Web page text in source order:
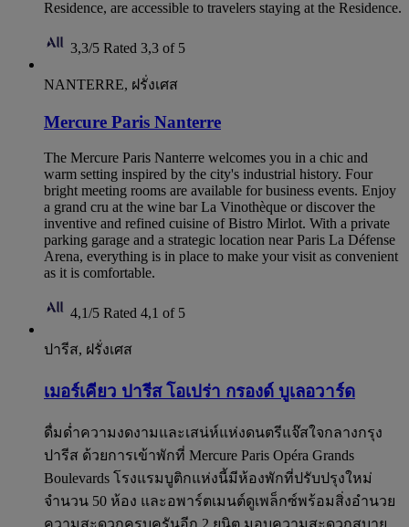
Residence, are accessible to travelers staying at the Residence.
3,3/5 Rated 3,3 of 5
NANTERRE, ฝรั่งเศส
Mercure Paris Nanterre
The Mercure Paris Nanterre welcomes you in a chic and
warm setting inspired by the city's industrial history. Four
bright meeting rooms are available for business events. Enjoy
a grand cru at the wine bar La Vinothèque or discover the
inventive and refined cuisine of Bistro Mirlot. With a private
parking garage and a strategic location near Paris La Défense
Arena, everything is in place to make your visit as convenient
as it is comfortable.
4,1/5 Rated 4,1 of 5
ปารีส, ฝรั่งเศส
เมอร์เคียว ปารีส โอเปร่า กรองด์ บูเลอวาร์ด
ดื่มด่ำความงดงามและเสน่ห์แห่งดนตรีแจ๊สใจกลางกรุง
ปารีส ด้วยการเข้าพักที่ Mercure Paris Opéra Grands
Boulevards โรงแรมบูติกแห่งนี้มีห้องพักที่ปรับปรุงใหม่
จำนวน 50 ห้อง และอพาร์ตเมนต์ดูเพล็กซ์พร้อมสิ่งอำนวย